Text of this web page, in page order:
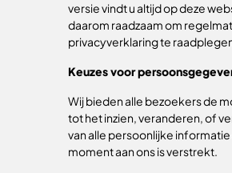
versie vindt u altijd op deze
daarom raadzaam om
privacyverklaring te
Keuzes voor
Wij bieden alle bezoekers de
tot het inzien, veranderen, of
van alle persoonlijke
moment aan ons is verstrekt.